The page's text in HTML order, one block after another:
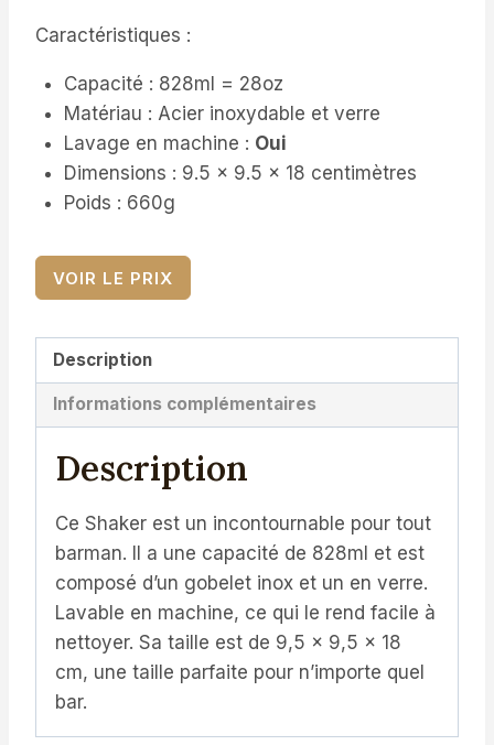
Caractéristiques :
Capacité : 828ml = 28oz
Matériau : Acier inoxydable et verre
Lavage en machine : Oui
Dimensions : 9.5 x 9.5 x 18 centimètres
Poids : 660g
VOIR LE PRIX
Description
Informations complémentaires
Description
Ce Shaker est un incontournable pour tout
barman. Il a une capacité de 828ml et est
composé d’un gobelet inox et un en verre.
Lavable en machine, ce qui le rend facile à
nettoyer. Sa taille est de 9,5 x 9,5 x 18
cm, une taille parfaite pour n’importe quel
bar.